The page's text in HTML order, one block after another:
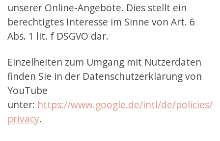
unserer Online-Angebote. Dies stellt ein
berechtigtes Interesse im Sinne von Art. 6
Abs. 1 lit. f DSGVO dar.
Einzelheiten zum Umgang mit Nutzerdaten
finden Sie in der Datenschutzerklärung von
YouTube
unter: https://www.google.de/intl/de/policies/
privacy.